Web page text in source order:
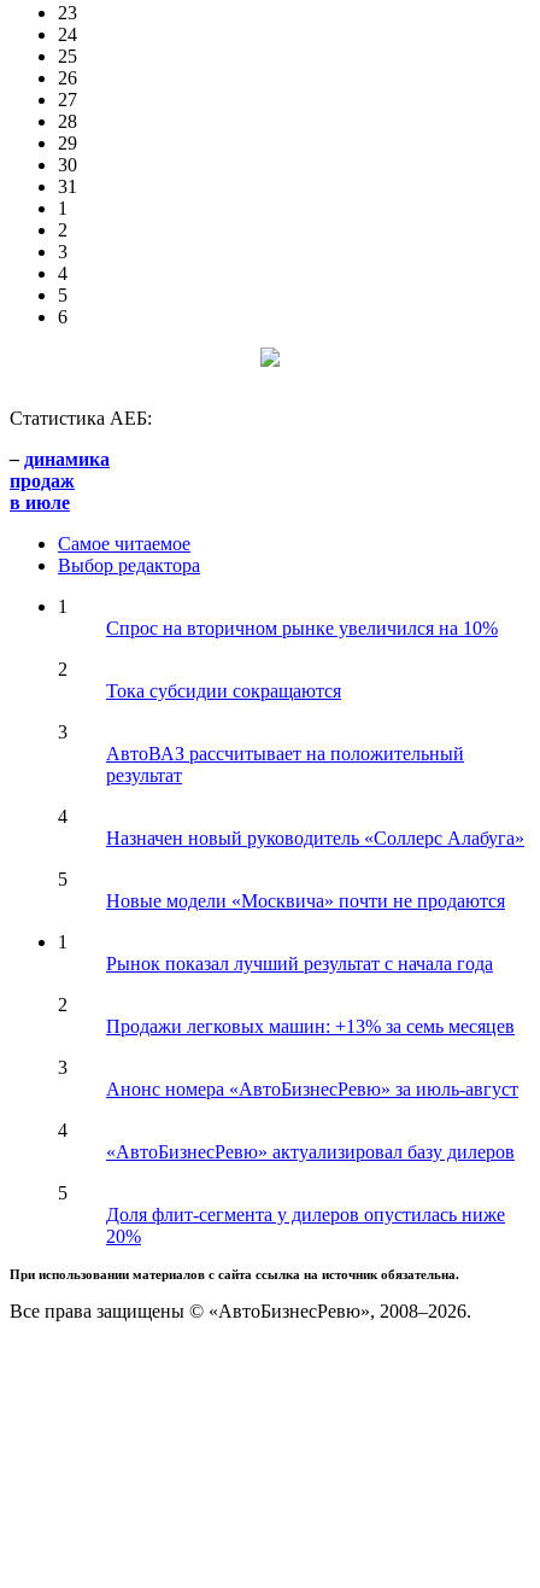
23
24
25
26
27
28
29
30
31
1
2
3
4
5
6
Статистика АЕБ:
– динамика
продаж
в июле
Самое читаемое
Выбор редактора
1
Спрос на вторичном рынке увеличился на 10%
2
Тока субсидии сокращаются
3
АвтоВАЗ рассчитывает на положительный
результат
4
Назначен новый руководитель «Соллерс Алабуга»
5
Новые модели «Москвича» почти не продаются
1
Рынок показал лучший результат с начала года
2
Продажи легковых машин: +13% за семь месяцев
3
Анонс номера «АвтоБизнесРевю» за июль-август
4
«АвтоБизнесРевю» актуализировал базу дилеров
5
Доля флит-сегмента у дилеров опустилась ниже
20%
При использовании материалов с сайта ссылка на источник обязательна.
Все права защищены © «АвтоБизнесРевю», 2008–2026.